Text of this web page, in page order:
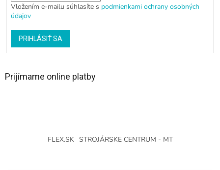
Vložením e-mailu súhlasíte s podmienkami ochrany osobných
údajov
PRIHLÁSIŤ SA
Prijímame online platby
FLEX.SK STROJÁRSKE CENTRUM - MT